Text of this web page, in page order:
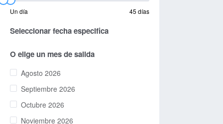
Un día 45 días
Seleccionar fecha especifica
O elige un mes de salida
Agosto 2026
Septiembre 2026
Octubre 2026
Noviembre 2026